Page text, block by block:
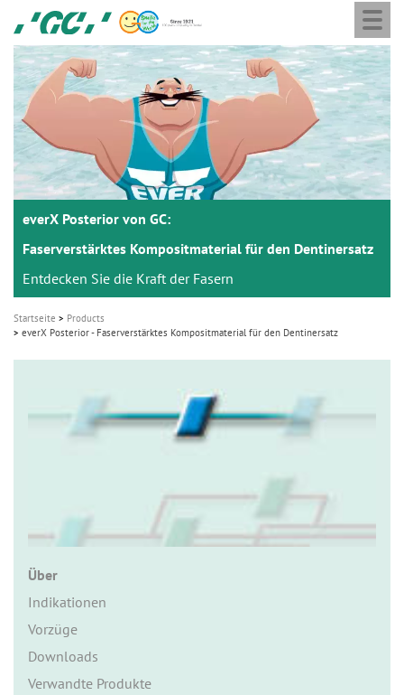
main
content
GC
Europe
N.V.
M
everX Posterior von GC:
Faserverstärktes Kompositmaterial für den Dentinersatz
Entdecken Sie die Kraft der Fasern
Startseite
Products
everX Posterior - Faserverstärktes Kompositmaterial für den Dentinersatz
Über
Indikationen
Vorzüge
Downloads
Verwandte Produkte